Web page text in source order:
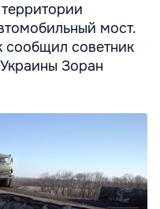
мост.
советник
Зоран